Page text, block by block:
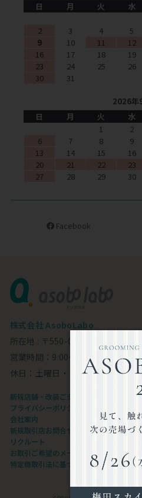
日
月 火 水
2
3 4 5
9
10 11 12
16
17 18 19
23
24 25 26
30
31
2026年
日
月 火 水
1
2
6
7 8 9
13
14 15 16
20
21 22 23
27
28 29 30
Facebook
株式会社 AsoboLabo
所在地 : 〒550-0002 大阪市西区
営業時間：9:00～18:00
休日：土曜日・日曜日・祝日
新規店舗・改装ご支援します
プライバシーポリシー
会社案内
新規取引店お問合せフォーム
リクルート
お取引ご希望のメーカー様
特定商取引法に基づく表記